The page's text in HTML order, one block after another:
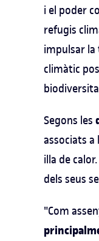
i el poder
refugis
impulsar la
climàtic
Segons les
associats a
illa de
dels seus
"Com